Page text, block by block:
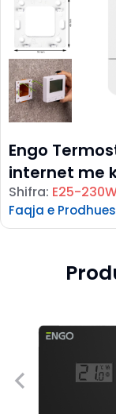
Engo
internet me
Shifra: E25-
Faqja e